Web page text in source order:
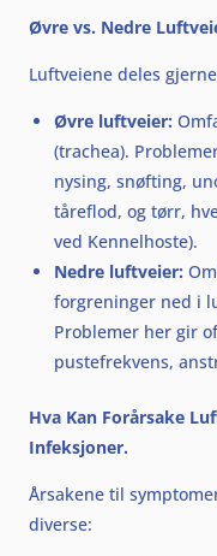
Øvre vs. Nedre
Luftveiene deles
Øvre luftveier:
(trachea).
nysing, snøfting,
tåreflod, og tørr,
ved Kennelhoste).
Nedre luftveier:
forgreninger ned i
Problemer her gir
pustefrekvens,
Hva Kan Forårsake
Infeksjoner.
Årsakene til
diverse: